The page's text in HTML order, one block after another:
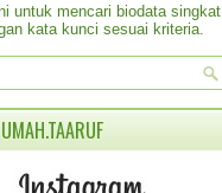
untuk mencari biodata singkat
kata kunci sesuai kriteria.